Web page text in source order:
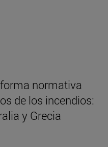
normativa
de los incendios:
y Grecia